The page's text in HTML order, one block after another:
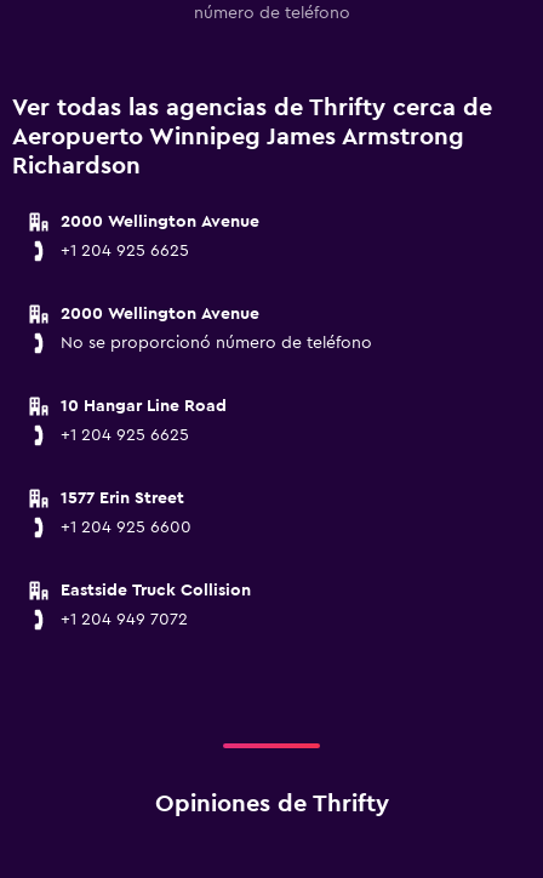
número de teléfono
Ver todas las agencias de Thrifty cerca de
Aeropuerto Winnipeg James Armstrong
Richardson
2000 Wellington Avenue
+1 204 925 6625
2000 Wellington Avenue
No se proporcionó número de teléfono
10 Hangar Line Road
+1 204 925 6625
1577 Erin Street
+1 204 925 6600
Eastside Truck Collision
+1 204 949 7072
Opiniones de Thrifty